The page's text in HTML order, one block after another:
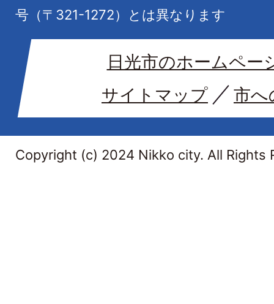
号（〒321-1272）とは異なります
日光市のホームペー
サイトマップ
市へ
Copyright (c) 2024 Nikko city. All Rights